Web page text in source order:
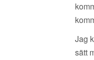
Jag
sätt